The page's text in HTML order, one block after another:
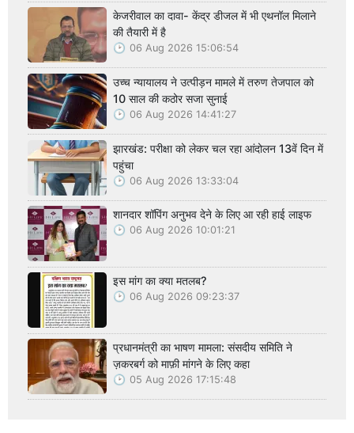
केजरीवाल का दावा- केंद्र डीजल में भी एथनॉल मिलाने
की तैयारी में है
06 Aug 2026 15:06:54
उच्च न्यायालय ने उत्पीड़न मामले में तरुण तेजपाल को
10 साल की कठोर सजा सुनाई
06 Aug 2026 14:41:27
झारखंड: परीक्षा को लेकर चल रहा आंदोलन 13वें दिन में
पहुंचा
06 Aug 2026 13:33:04
शानदार शॉपिंग अनुभव देने के लिए आ रही हाई लाइफ
06 Aug 2026 10:01:21
इस मांग का क्या मतलब?
06 Aug 2026 09:23:37
प्रधानमंत्री का भाषण मामला: संसदीय समिति ने
ज़करबर्ग को माफ़ी मांगने के लिए कहा
05 Aug 2026 17:15:48